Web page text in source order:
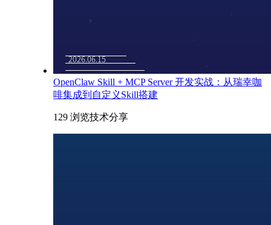
OpenClaw Skill + MCP Server 开发实战：从瑞幸咖
啡集成到自定义Skill搭建
129 浏览技术分享